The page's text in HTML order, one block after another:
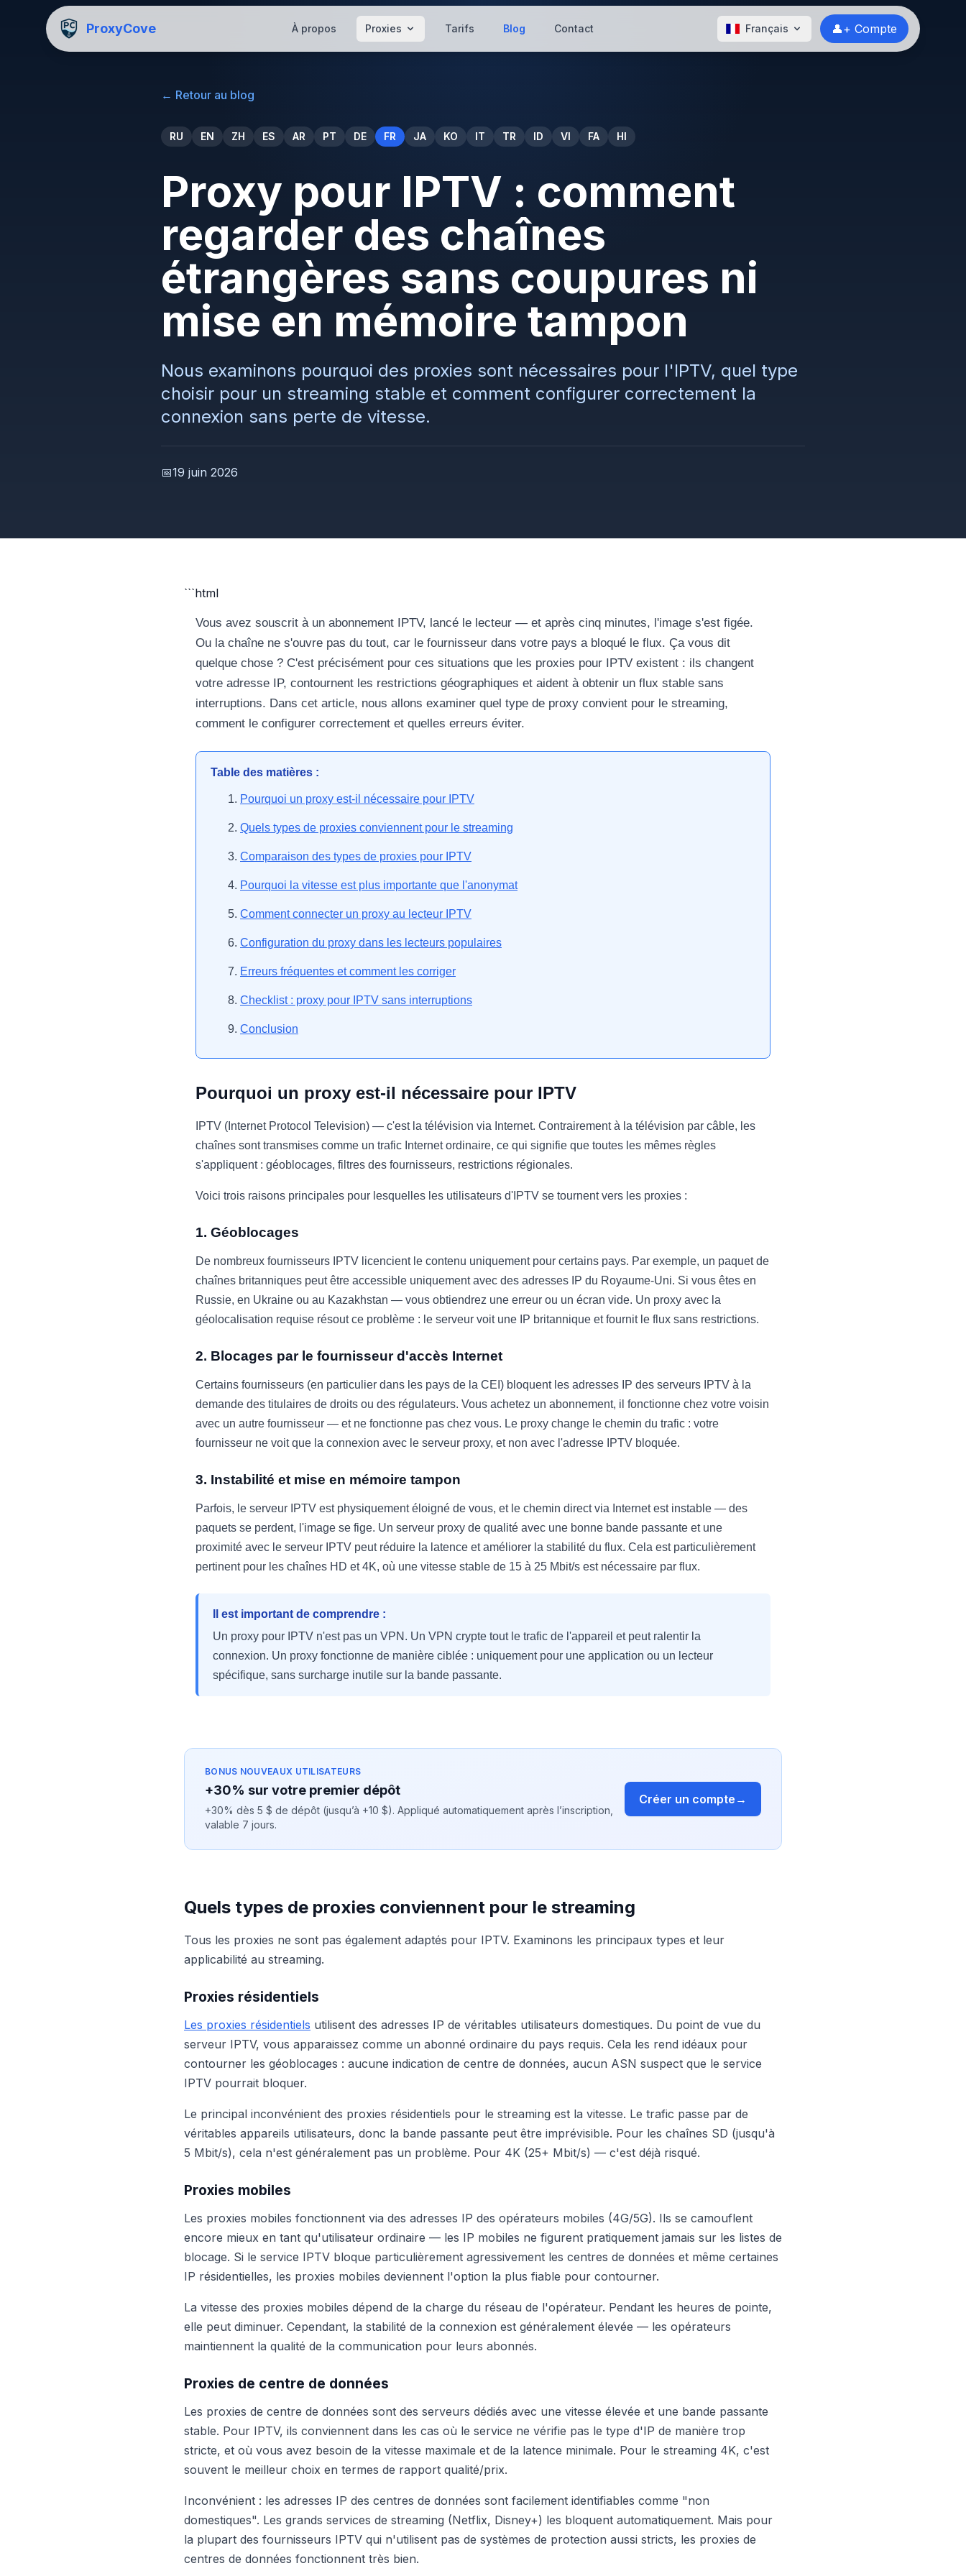
ProxyCove À propos Proxies Tarifs Blog Contact Français 👤+ Compte
← Retour au blog
RU EN ZH ES AR PT DE FR JA KO IT TR ID VI FA HI
Proxy pour IPTV : comment
regarder des chaînes
étrangères sans coupures ni
mise en mémoire tampon
Nous examinons pourquoi des proxies sont nécessaires pour l'IPTV, quel type
choisir pour un streaming stable et comment configurer correctement la
connexion sans perte de vitesse.
📅19 juin 2026
```html
Vous avez souscrit à un abonnement IPTV, lancé le lecteur — et après cinq minutes, l'image s'est figée.
Ou la chaîne ne s'ouvre pas du tout, car le fournisseur dans votre pays a bloqué le flux. Ça vous dit
quelque chose ? C'est précisément pour ces situations que les proxies pour IPTV existent : ils changent
votre adresse IP, contournent les restrictions géographiques et aident à obtenir un flux stable sans
interruptions. Dans cet article, nous allons examiner quel type de proxy convient pour le streaming,
comment le configurer correctement et quelles erreurs éviter.
Table des matières :
Pourquoi un proxy est-il nécessaire pour IPTV
Quels types de proxies conviennent pour le streaming
Comparaison des types de proxies pour IPTV
Pourquoi la vitesse est plus importante que l'anonymat
Comment connecter un proxy au lecteur IPTV
Configuration du proxy dans les lecteurs populaires
Erreurs fréquentes et comment les corriger
Checklist : proxy pour IPTV sans interruptions
Conclusion
Pourquoi un proxy est-il nécessaire pour IPTV
IPTV (Internet Protocol Television) — c'est la télévision via Internet. Contrairement à la télévision par câble, les
chaînes sont transmises comme un trafic Internet ordinaire, ce qui signifie que toutes les mêmes règles
s'appliquent : géoblocages, filtres des fournisseurs, restrictions régionales.
Voici trois raisons principales pour lesquelles les utilisateurs d'IPTV se tournent vers les proxies :
1. Géoblocages
De nombreux fournisseurs IPTV licencient le contenu uniquement pour certains pays. Par exemple, un paquet de
chaînes britanniques peut être accessible uniquement avec des adresses IP du Royaume-Uni. Si vous êtes en
Russie, en Ukraine ou au Kazakhstan — vous obtiendrez une erreur ou un écran vide. Un proxy avec la
géolocalisation requise résout ce problème : le serveur voit une IP britannique et fournit le flux sans restrictions.
2. Blocages par le fournisseur d'accès Internet
Certains fournisseurs (en particulier dans les pays de la CEI) bloquent les adresses IP des serveurs IPTV à la
demande des titulaires de droits ou des régulateurs. Vous achetez un abonnement, il fonctionne chez votre voisin
avec un autre fournisseur — et ne fonctionne pas chez vous. Le proxy change le chemin du trafic : votre
fournisseur ne voit que la connexion avec le serveur proxy, et non avec l'adresse IPTV bloquée.
3. Instabilité et mise en mémoire tampon
Parfois, le serveur IPTV est physiquement éloigné de vous, et le chemin direct via Internet est instable — des
paquets se perdent, l'image se fige. Un serveur proxy de qualité avec une bonne bande passante et une
proximité avec le serveur IPTV peut réduire la latence et améliorer la stabilité du flux. Cela est particulièrement
pertinent pour les chaînes HD et 4K, où une vitesse stable de 15 à 25 Mbit/s est nécessaire par flux.
Il est important de comprendre :
Un proxy pour IPTV n'est pas un VPN. Un VPN crypte tout le trafic de l'appareil et peut ralentir la
connexion. Un proxy fonctionne de manière ciblée : uniquement pour une application ou un lecteur
spécifique, sans surcharge inutile sur la bande passante.
BONUS NOUVEAUX UTILISATEURS
+30% sur votre premier dépôt
+30% dès 5 $ de dépôt (jusqu’à +10 $). Appliqué automatiquement après l’inscription,
valable 7 jours.
Créer un compte →
Quels types de proxies conviennent pour le streaming
Tous les proxies ne sont pas également adaptés pour IPTV. Examinons les principaux types et leur
applicabilité au streaming.
Proxies résidentiels
Les proxies résidentiels utilisent des adresses IP de véritables utilisateurs domestiques. Du point de vue du
serveur IPTV, vous apparaissez comme un abonné ordinaire du pays requis. Cela les rend idéaux pour
contourner les géoblocages : aucune indication de centre de données, aucun ASN suspect que le service
IPTV pourrait bloquer.
Le principal inconvénient des proxies résidentiels pour le streaming est la vitesse. Le trafic passe par de
véritables appareils utilisateurs, donc la bande passante peut être imprévisible. Pour les chaînes SD (jusqu'à
5 Mbit/s), cela n'est généralement pas un problème. Pour 4K (25+ Mbit/s) — c'est déjà risqué.
Proxies mobiles
Les proxies mobiles fonctionnent via des adresses IP des opérateurs mobiles (4G/5G). Ils se camouflent
encore mieux en tant qu'utilisateur ordinaire — les IP mobiles ne figurent pratiquement jamais sur les listes de
blocage. Si le service IPTV bloque particulièrement agressivement les centres de données et même certaines
IP résidentielles, les proxies mobiles deviennent l'option la plus fiable pour contourner.
La vitesse des proxies mobiles dépend de la charge du réseau de l'opérateur. Pendant les heures de pointe,
elle peut diminuer. Cependant, la stabilité de la connexion est généralement élevée — les opérateurs
maintiennent la qualité de la communication pour leurs abonnés.
Proxies de centre de données
Les proxies de centre de données sont des serveurs dédiés avec une vitesse élevée et une bande passante
stable. Pour IPTV, ils conviennent dans les cas où le service ne vérifie pas le type d'IP de manière trop
stricte, et où vous avez besoin de la vitesse maximale et de la latence minimale. Pour le streaming 4K, c'est
souvent le meilleur choix en termes de rapport qualité/prix.
Inconvénient : les adresses IP des centres de données sont facilement identifiables comme "non
domestiques". Les grands services de streaming (Netflix, Disney+) les bloquent automatiquement. Mais pour
la plupart des fournisseurs IPTV qui n'utilisent pas de systèmes de protection aussi stricts, les proxies de
centres de données fonctionnent très bien.